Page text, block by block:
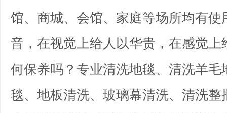
馆、商城、会馆、家庭等场所均有
音，在视觉上给人以华贵，在感觉
何保养吗？专业清洗地毯、清洗羊
毯、地板清洗、玻璃幕清洗、清洗